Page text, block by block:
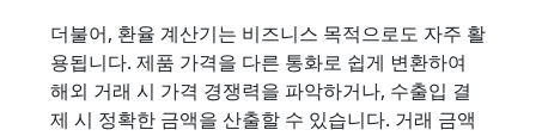
더불어, 환율 계산기는 비즈니스 목적으로도 자주 활
용됩니다. 제품 가격을 다른 통화로 쉽게 변환하여
해외 거래 시 가격 경쟁력을 파악하거나, 수출입 결
제 시 정확한 금액을 산출할 수 있습니다. 거래 금액